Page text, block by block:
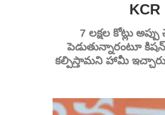
7 లక్షల కోట్లు
పెడుతున్నారంటూ
కల్పిస్తామని హామీ